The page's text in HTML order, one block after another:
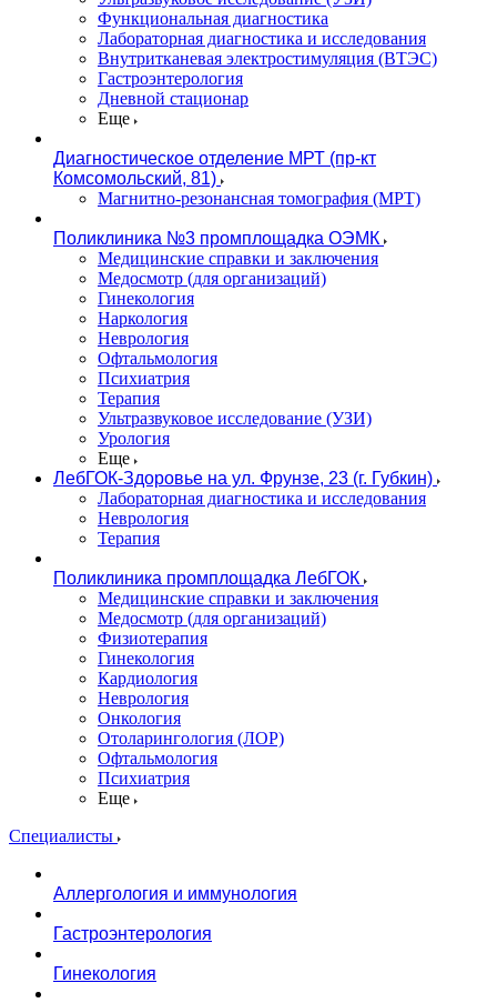
Функциональная диагностика
Лабораторная диагностика и исследования
Внутритканевая электростимуляция (ВТЭС)
Гастроэнтерология
Дневной стационар
Еще
Диагностическое отделение МРТ (пр-кт
Комсомольский, 81)
Магнитно-резонансная томография (МРТ)
Поликлиника №3 промплощадка ОЭМК
Медицинские справки и заключения
Медосмотр (для организаций)
Гинекология
Наркология
Неврология
Офтальмология
Психиатрия
Терапия
Ультразвуковое исследование (УЗИ)
Урология
Еще
ЛебГОК-Здоровье на ул. Фрунзе, 23 (г. Губкин)
Лабораторная диагностика и исследования
Неврология
Терапия
Поликлиника промплощадка ЛебГОК
Медицинские справки и заключения
Медосмотр (для организаций)
Физиотерапия
Гинекология
Кардиология
Неврология
Онкология
Отоларингология (ЛОР)
Офтальмология
Психиатрия
Еще
Специалисты
Аллергология и иммунология
Гастроэнтерология
Гинекология